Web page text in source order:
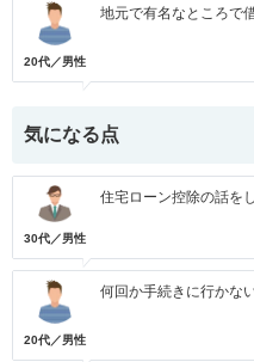
20代／男性
地元で有名なところで
気になる点
30代／男性
住宅ローン控除の話を
20代／男性
何回か手続きに行かな